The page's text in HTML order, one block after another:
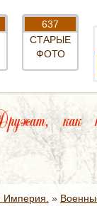
637
СТАРЫЕ
ФОТО
как
Империя. »